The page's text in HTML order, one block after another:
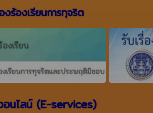
งร้องเรียนการทุจริต
อนไลน์ (E-services)